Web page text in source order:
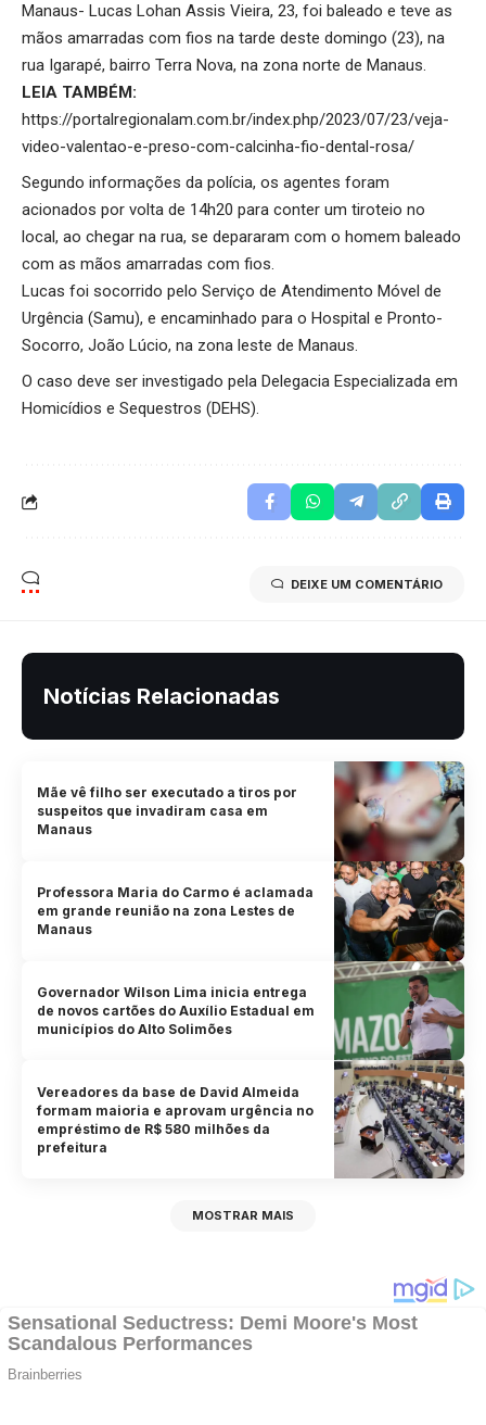
Manaus- Lucas Lohan Assis Vieira, 23, foi baleado e teve as
mãos amarradas com fios na tarde deste domingo (23), na
rua Igarapé, bairro Terra Nova, na zona norte de Manaus.
LEIA TAMBÉM:
https://portalregionalam.com.br/index.php/2023/07/23/veja-
video-valentao-e-preso-com-calcinha-fio-dental-rosa/
Segundo informações da polícia, os agentes foram
acionados por volta de 14h20 para conter um tiroteio no
local, ao chegar na rua, se depararam com o homem baleado
com as mãos amarradas com fios.
Lucas foi socorrido pelo Serviço de Atendimento Móvel de
Urgência (Samu), e encaminhado para o Hospital e Pronto-
Socorro, João Lúcio, na zona leste de Manaus.
O caso deve ser investigado pela Delegacia Especializada em
Homicídios e Sequestros (DEHS).
DEIXE UM COMENTÁRIO
Notícias Relacionadas
Mãe vê filho ser executado a tiros por
suspeitos que invadiram casa em
Manaus
Professora Maria do Carmo é aclamada
em grande reunião na zona Lestes de
Manaus
Governador Wilson Lima inicia entrega
de novos cartões do Auxílio Estadual em
municípios do Alto Solimões
Vereadores da base de David Almeida
formam maioria e aprovam urgência no
empréstimo de R$ 580 milhões da
prefeitura
MOSTRAR MAIS